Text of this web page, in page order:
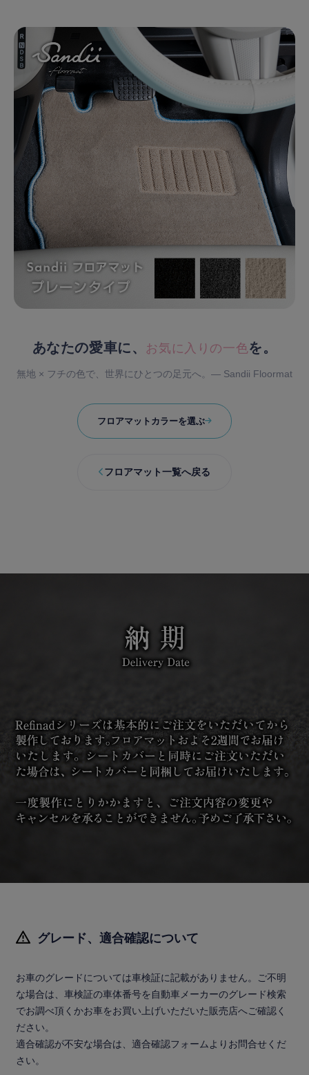
あなたの愛車に、 お気に入りの一色を。
無地 × フチの色で、世界にひとつの足元へ。― Sandii Floormat
フロアマットカラーを選ぶ
フロアマット一覧へ戻る
グレード、適合確認について
お車のグレードについては車検証に記載がありません。ご不明
な場合は、車検証の車体番号を自動車メーカーのグレード検索
でお調べ頂くかお車をお買い上げいただいた販売店へご確認く
ださい。
適合確認が不安な場合は、適合確認フォームよりお問合せくだ
さい。